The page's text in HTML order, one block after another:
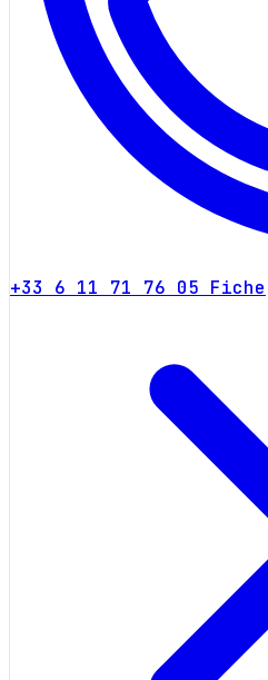
+33 6 11 71 76 05 Fiche